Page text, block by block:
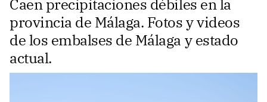
Caen precipitaciones débiles en la
provincia de Málaga. Fotos y videos
de los embalses de Málaga y estado
actual.